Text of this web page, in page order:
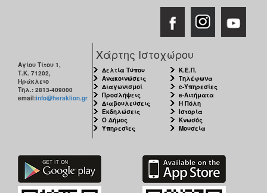
Αγίου Τίτου 1,
Τ.Κ. 71202,
Ηράκλειο
Τηλ.: 2813-409000
email:info@heraklion.gr
Χάρτης Ιστοχώρου
Δελτία Τύπου
Ανακοινώσεις
Διαγωνισμοί
Προσλήψεις
Διαβουλεύσεις
Εκδηλώσεις
Ο Δήμος
Υπηρεσίες
Κ.Ε.Π.
Τηλέφωνα
e-Υπηρεσίες
e-Αιτήματα
Η Πόλη
Ιστορία
Κνωσός
Μουσεία